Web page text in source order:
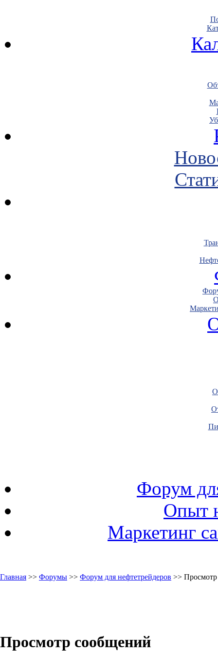
Форум
Опыт
Маркетинг
Главная >> Форумы >> Форум для нефтетрейдеров >>
Просмотр сообщений